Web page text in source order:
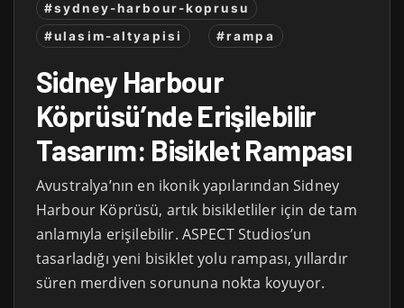
#sydney-harbour-koprusu
#ulasim-altyapisi
#rampa
Sidney Harbour
Köprüsü’nde Erişilebilir
Tasarım: Bisiklet Rampası
Avustralya’nın en ikonik yapılarından Sidney
Harbour Köprüsü, artık bisikletliler için de tam
anlamıyla erişilebilir. ASPECT Studios’un
tasarladığı yeni bisiklet yolu rampası, yıllardır
süren merdiven sorununa nokta koyuyor.